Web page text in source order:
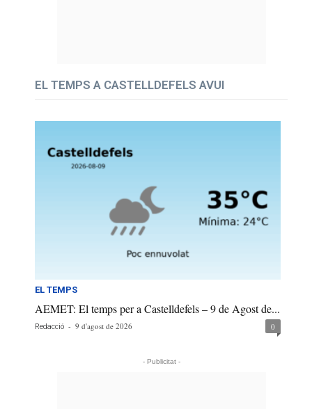
EL TEMPS A CASTELLDEFELS AVUI
EL TEMPS
AEMET: El temps per a Castelldefels – 9 de Agost de...
Redacció - 9 d'agost de 2026 0
- Publicitat -